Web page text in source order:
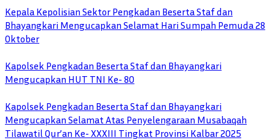
Kepala Kepolisian Sektor Pengkadan Beserta Staf dan
Bhayangkari Mengucapkan Selamat Hari Sumpah Pemuda 28
Oktober
Kapolsek Pengkadan Beserta Staf dan Bhayangkari
Mengucapkan HUT TNI Ke- 80
Kapolsek Pengkadan Beserta Staf dan Bhayangkari
Mengucapkan Selamat Atas Penyelengaraan Musabaqah
Tilawatil Qur’an Ke- XXXIII Tingkat Provinsi Kalbar 2025